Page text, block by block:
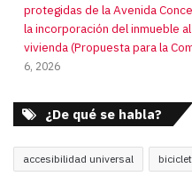
protegidas de la Avenida
la incorporación del inmueble
vivienda (Propuesta para la
6, 2026
¿De qué se habla?
accesibilidad universal